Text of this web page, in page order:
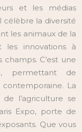
et les médias
célèbre la diversité
les animaux de la
innovations à
C’est une
permettant de
La
l’agriculture se
Expo, porte de
Que vous